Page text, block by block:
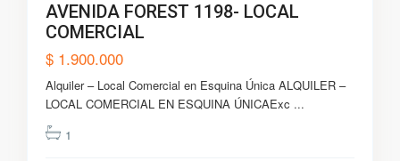
AVENIDA FOREST 1198- LOCAL
COMERCIAL
$ 1.900.000
Alquiler – Local Comercial en Esquina Única ALQUILER –
LOCAL COMERCIAL EN ESQUINA ÚNICAExc ...
1